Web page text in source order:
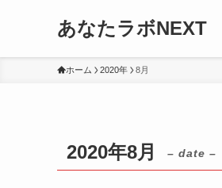
あなたラボNEXT
ホーム 2020年 8月
2020年8月 – date –